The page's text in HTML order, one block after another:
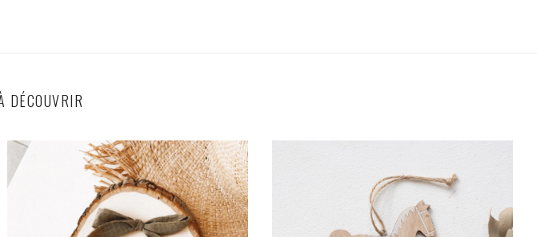
DÉCOUVRIR